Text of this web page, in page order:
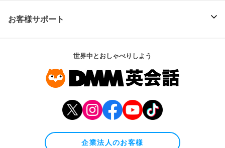
お客様サポート
世界中とおしゃべりしよう
企業法人のお客様